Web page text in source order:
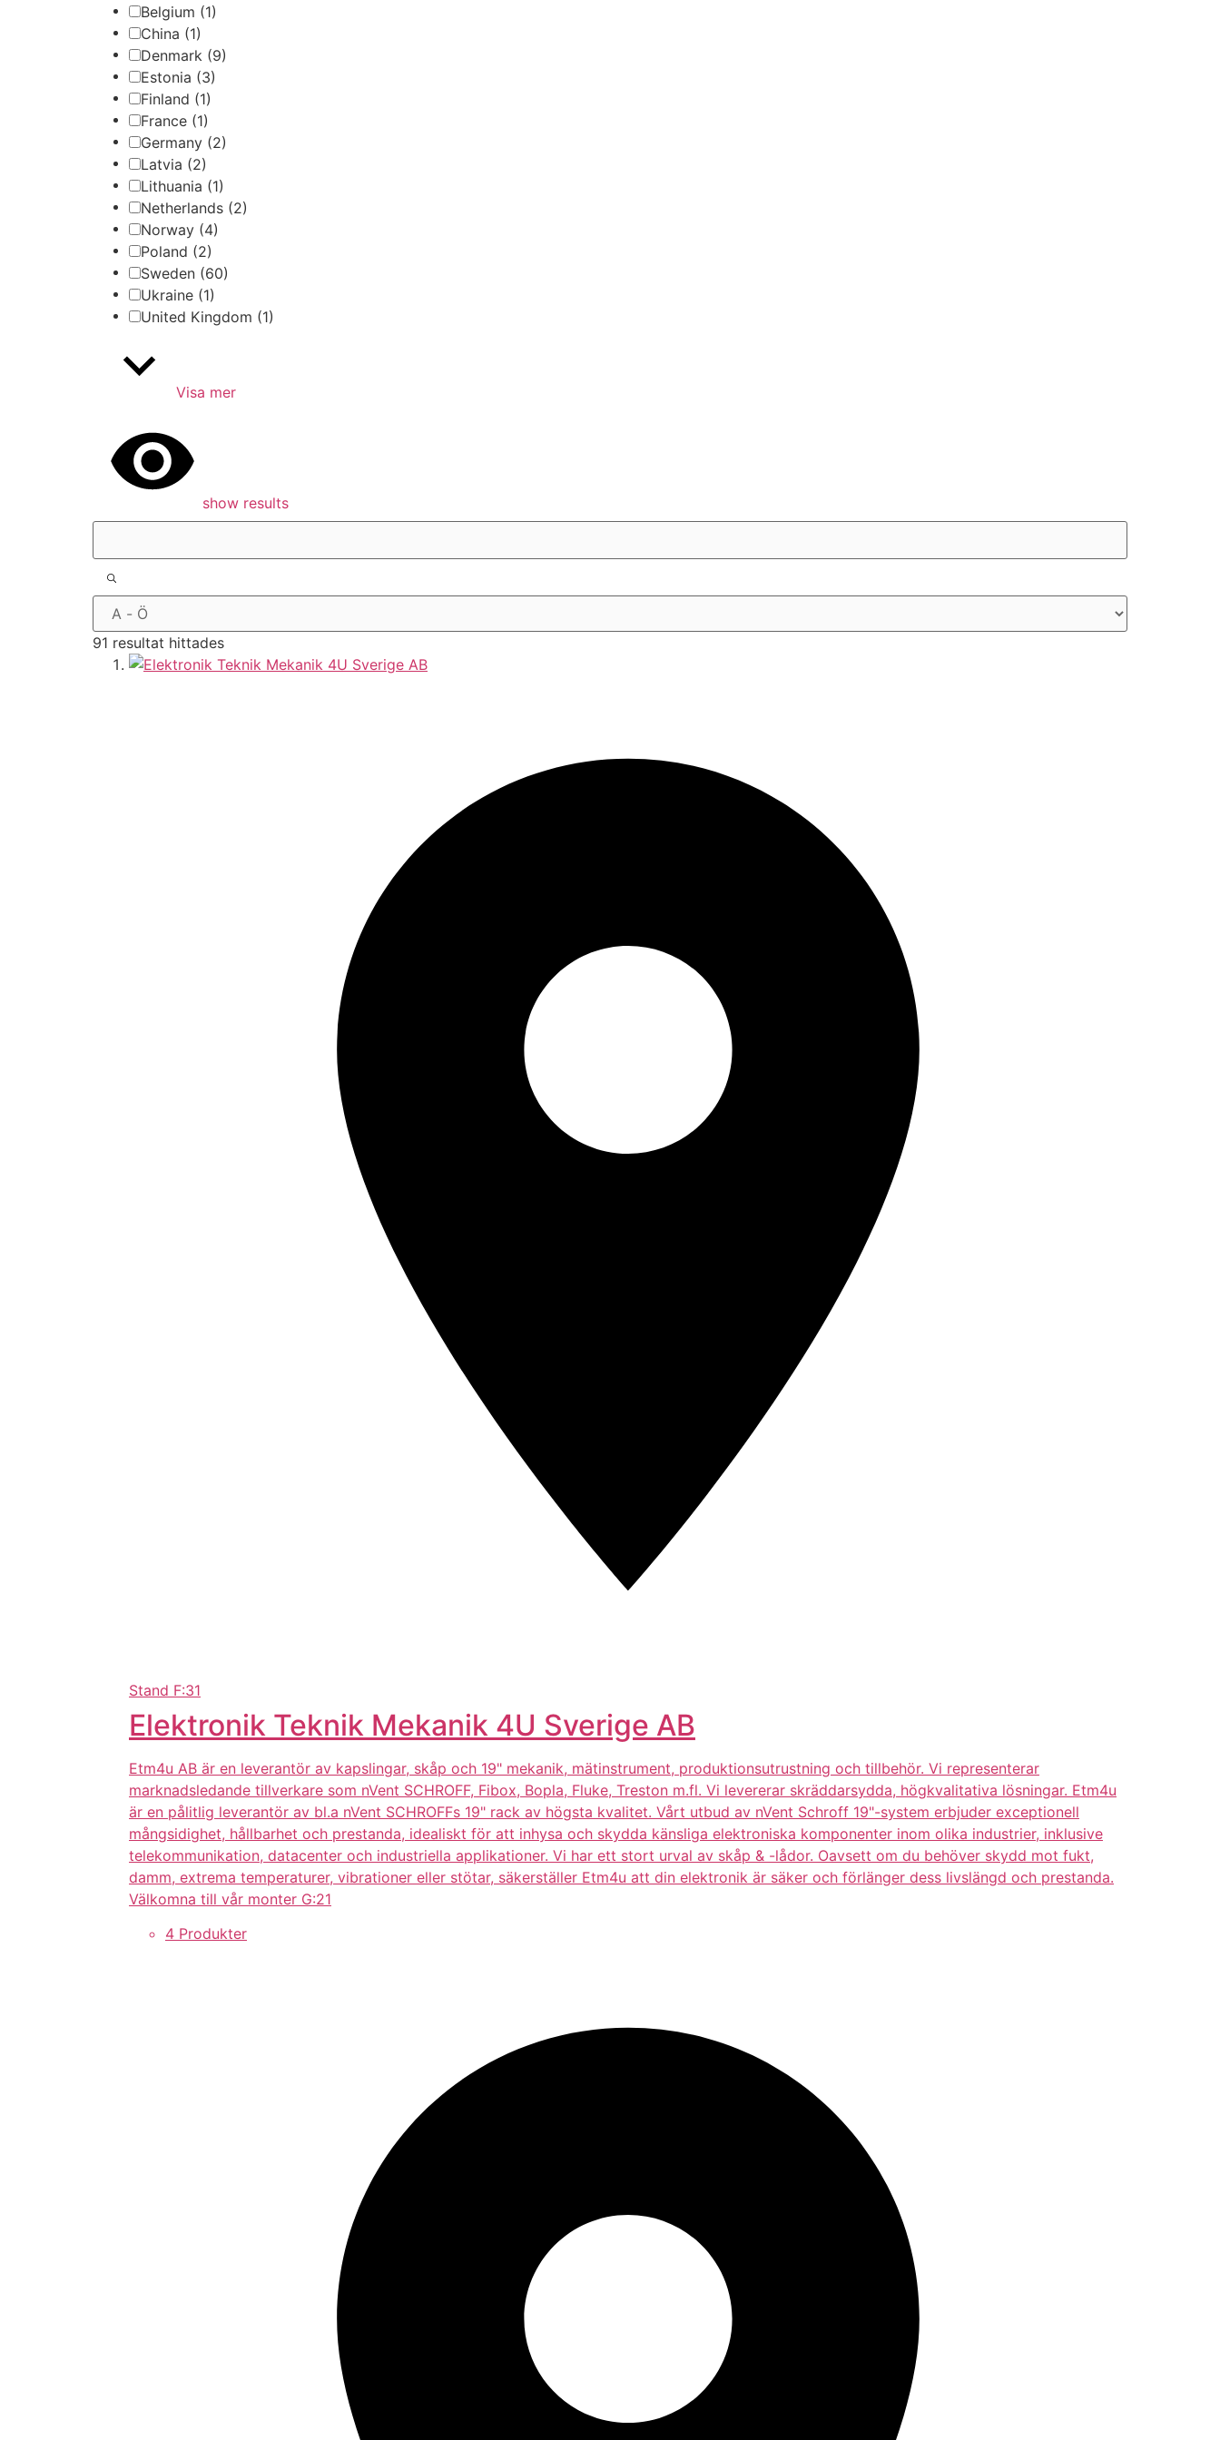
Belgium (1)
China (1)
Denmark (9)
Estonia (3)
Finland (1)
France (1)
Germany (2)
Latvia (2)
Lithuania (1)
Netherlands (2)
Norway (4)
Poland (2)
Sweden (60)
Ukraine (1)
United Kingdom (1)
Visa mer
show results
91 resultat hittades
Stand F:31
Elektronik Teknik Mekanik 4U Sverige AB
Etm4u AB är en leverantör av kapslingar, skåp och 19" mekanik, mätinstrument, produktionsutrustning och tillbehör. Vi representerar
marknadsledande tillverkare som nVent SCHROFF, Fibox, Bopla, Fluke, Treston m.fl. Vi levererar skräddarsydda, högkvalitativa lösningar. Etm4u
är en pålitlig leverantör av bl.a nVent SCHROFFs 19" rack av högsta kvalitet. Vårt utbud av nVent Schroff 19"-system erbjuder exceptionell
mångsidighet, hållbarhet och prestanda, idealiskt för att inhysa och skydda känsliga elektroniska komponenter inom olika industrier, inklusive
telekommunikation, datacenter och industriella applikationer. Vi har ett stort urval av skåp & -lådor. Oavsett om du behöver skydd mot fukt,
damm, extrema temperaturer, vibrationer eller stötar, säkerställer Etm4u att din elektronik är säker och förlänger dess livslängd och prestanda.
Välkomna till vår monter G:21
4 Produkter